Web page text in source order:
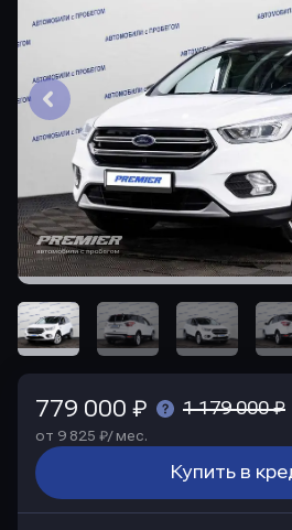
779 000 ₽ 1 179 000 ₽
от 9 825 ₽/ мес.
Купить в